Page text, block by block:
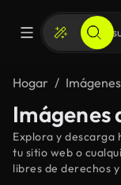
Hogar
Imágenes
Explora y descarga
tu sitio web o
libres de derechos